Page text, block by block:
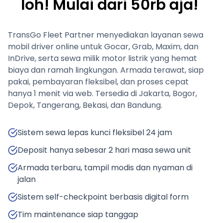
loh! Mulai dari 50rb aja!
TransGo Fleet Partner menyediakan layanan sewa
mobil driver online untuk Gocar, Grab, Maxim, dan
InDrive, serta sewa milik motor listrik yang hemat
biaya dan ramah lingkungan. Armada terawat, siap
pakai, pembayaran fleksibel, dan proses cepat
hanya 1 menit via web. Tersedia di Jakarta, Bogor,
Depok, Tangerang, Bekasi, dan Bandung.
Sistem sewa lepas kunci fleksibel 24 jam
Deposit hanya sebesar 2 hari masa sewa unit
Armada terbaru, tampil modis dan nyaman di
jalan
Sistem self-checkpoint berbasis digital form
Tim maintenance siap tanggap